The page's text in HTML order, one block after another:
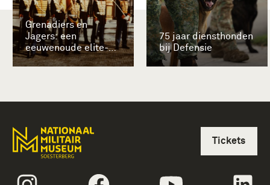
Grenadiers en
Jagers: een
eeuwenoude elite-
eenheid
75 jaar diensthonden
bij Defensie
volgtekstInstagramvolgtekstFacebookvolgtekstYoutube
Tickets